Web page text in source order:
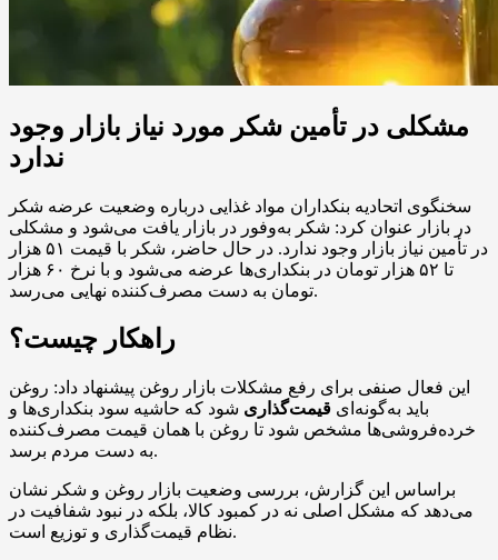
مشکلی در تأمین شکر مورد نیاز بازار وجود
ندارد
سخنگوی اتحادیه بنکداران مواد غذایی درباره وضعیت عرضه شکر
در بازار عنوان کرد: شکر به‌وفور در بازار یافت می‌شود و مشکلی
در تأمین نیاز بازار وجود ندارد. در حال حاضر، شکر با قیمت ۵۱ هزار
تا ۵۲ هزار تومان در بنکداری‌ها عرضه می‌شود و با نرخ ۶۰ هزار
تومان به دست مصرف‌کننده نهایی می‌رسد.
راهکار چیست؟
این فعال صنفی برای رفع مشکلات بازار روغن پیشنهاد داد: روغن
باید به‌گونه‌ای قیمت‌گذاری شود که حاشیه سود بنکداری‌ها و
خرده‌فروشی‌ها مشخص شود تا روغن با همان قیمت مصرف‌کننده
به دست مردم برسد.
براساس این گزارش، بررسی وضعیت بازار روغن و شکر نشان
می‌دهد که مشکل اصلی نه در کمبود کالا، بلکه در نبود شفافیت در
نظام قیمت‌گذاری و توزیع است.